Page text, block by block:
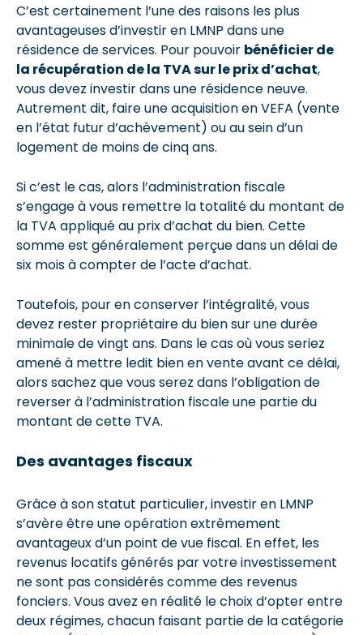
C’est certainement l’une des raisons les plus
avantageuses d’investir en LMNP dans une
résidence de services. Pour pouvoir bénéficier de
la récupération de la TVA sur le prix d’achat,
vous devez investir dans une résidence neuve.
Autrement dit, faire une acquisition en VEFA (vente
en l’état futur d’achèvement) ou au sein d’un
logement de moins de cinq ans.
Si c’est le cas, alors l’administration fiscale
s’engage à vous remettre la totalité du montant de
la TVA appliqué au prix d’achat du bien. Cette
somme est généralement perçue dans un délai de
six mois à compter de l’acte d’achat.
Toutefois, pour en conserver l’intégralité, vous
devez rester propriétaire du bien sur une durée
minimale de vingt ans. Dans le cas où vous seriez
amené à mettre ledit bien en vente avant ce délai,
alors sachez que vous serez dans l’obligation de
reverser à l’administration fiscale une partie du
montant de cette TVA.
Des avantages fiscaux
Grâce à son statut particulier, investir en LMNP
s’avère être une opération extrêmement
avantageux d’un point de vue fiscal. En effet, les
revenus locatifs générés par votre investissement
ne sont pas considérés comme des revenus
fonciers. Vous avez en réalité le choix d’opter entre
deux régimes, chacun faisant partie de la catégorie